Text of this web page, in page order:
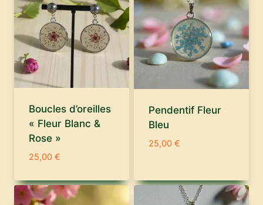
Boucles d’oreilles
« Fleur Blanc &
Rose »
25,00 €
Pendentif Fleur
Bleu
25,00 €